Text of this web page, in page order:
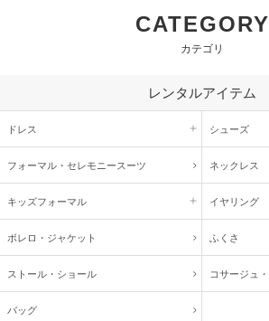
CATEGORY
カテゴリ
レンタルアイテム
ドレス シューズ
フォーマル・ セレモニースーツ ネックレス
キッズフォーマル イヤリング
ボレロ・ジャケット ふくさ
ストール・ショール コサージュ・
バッグ